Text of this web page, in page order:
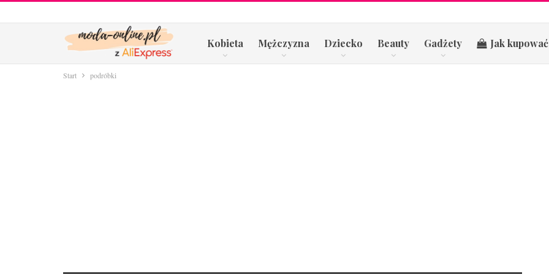
Kobieta Mężczyzna Dziecko Beauty Gadżety Jak
Start podróbki